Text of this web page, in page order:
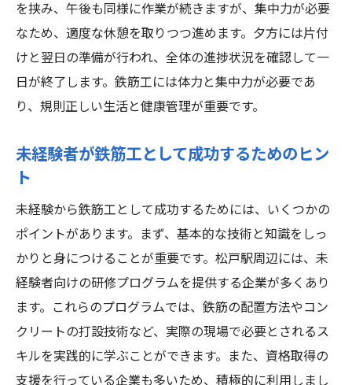
を挟み、午後も同様に作業が続きますが、集中力が必要
なため、適度な休憩を取りつつ進めます。夕方には片付
けと翌日の準備が行われ、全体の進捗状況を確認して一
日が終了します。鉄筋工には体力と集中力が必要であ
り、規則正しい生活と健康管理が重要です。
未経験者が鉄筋工として成功するためのヒン
ト
未経験から鉄筋工として成功するためには、いくつかの
ポイントがあります。まず、基本的な技術と知識をしっ
かりと身につけることが重要です。松戸駅周辺には、未
経験者向けの研修プログラムを提供する企業が多くあり
ます。これらのプログラムでは、鉄筋の配置方法やコン
クリートの打設技術など、実際の現場で必要とされるス
キルを実践的に学ぶことができます。また、資格取得の